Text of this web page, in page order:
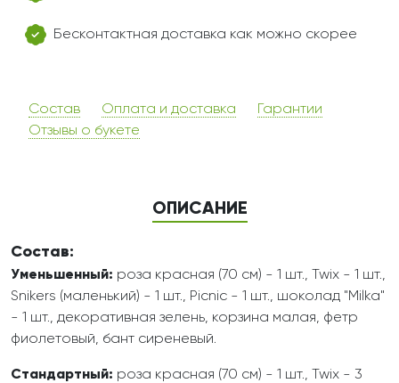
Бесконтактная доставка как можно скорее
Состав Оплата и доставка
Гарантии
Отзывы о букете
ОПИСАНИЕ
Состав:
Уменьшенный: роза красная (70 см) - 1 шт., Twix - 1 шт.,
Snikers (маленький) - 1 шт., Picnic - 1 шт., шоколад "Milka"
- 1 шт., декоративная зелень, корзина малая, фетр
фиолетовый, бант сиреневый.
Стандартный: роза красная (70 см) - 1 шт., Twix - 3